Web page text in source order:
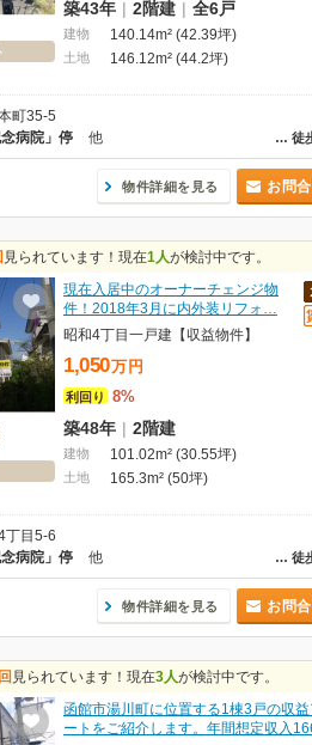
築43年 | 2階建 | 全6戸
建物 140.14m² (42.39坪)
土地 146.12m² (44.2坪)
町35-5
… 徒
念病院」停 他
物件詳細を見る お問
見られています！現在1人が検討中です。
現在入居中のオーナーチェンジ物
件！2018年3月に内外装リフォ…
昭和4丁目一戸建【収益物件】
1,050万 円
利回り 8%
築48年 | 2階建
建物 101.02m² (30.55坪)
土地 165.3m² (50坪)
丁目5-6
… 徒
念病院」停 他
物件詳細を見る お問
見られています！現在3人が検討中です。
函館市湯川町に位置する1棟3戸の収
ートをご紹介します。年間想定収入